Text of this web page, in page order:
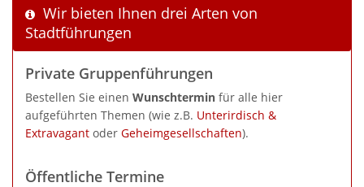
Wir bieten Ihnen drei Arten von
Stadtführungen
Private Gruppenführungen
Bestellen Sie einen Wunschtermin für alle hier
aufgeführten Themen (wie z.B. Unterirdisch &
Extravagant oder Geheimgesellschaften).
Öffentliche Termine